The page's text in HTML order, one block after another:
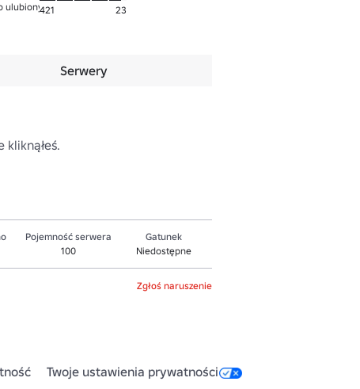
ulubionych
421 23
Serwery
kliknąłeś.
Pojemność serwera
100
Gatunek
Niedostępne
Zgłoś naruszenie
Twoje ustawienia prywatności